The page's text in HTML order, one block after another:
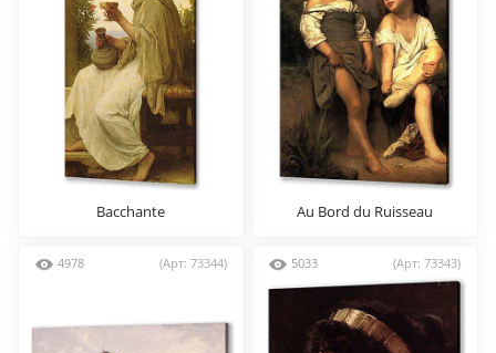
Bacchante Au Bord du Ruisseau
4978 (Арт: 73344) 5033 (Арт: 73343)